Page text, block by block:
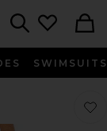
SWIMSUITS